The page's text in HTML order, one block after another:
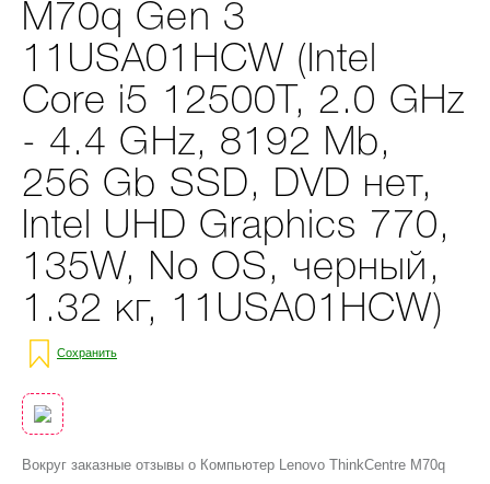
M70q Gen 3
11USA01HCW (Intel
Core i5 12500T, 2.0 GHz
- 4.4 GHz, 8192 Mb,
256 Gb SSD, DVD нет,
Intel UHD Graphics 770,
135W, No OS, черный,
1.32 кг, 11USA01HCW)
Сохранить
Вокруг заказные отзывы о Компьютер Lenovo ThinkCentre M70q